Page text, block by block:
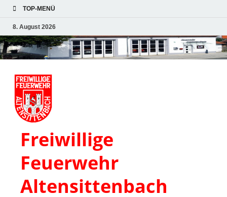
TOP-MENÜ
8. August 2026
Freiwillige
Feuerwehr
Altensittenbach